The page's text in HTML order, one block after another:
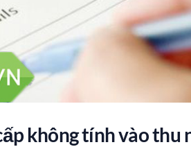
không tính vào thu